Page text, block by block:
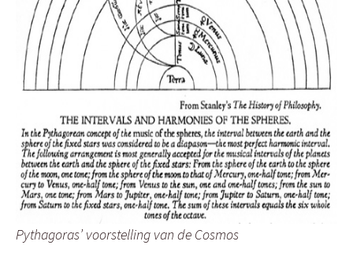
Pythagoras’ voorstelling van de Cosmos